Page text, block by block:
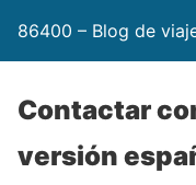
86400 – Blog de
Contactar
versión